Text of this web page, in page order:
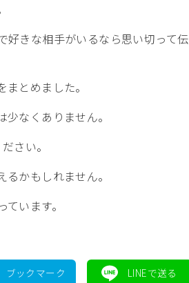
好きな相手がいるなら思い切って伝
とめました。
なくありません。
さい。
かもしれません。
います。